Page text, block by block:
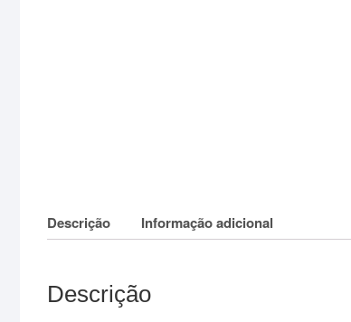
Descrição Informação adicional
Descrição